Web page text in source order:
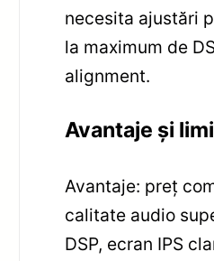
necesita ajustări
la maximum de
alignment.
Avantaje și
Avantaje: preț
calitate audio
DSP, ecran IPS